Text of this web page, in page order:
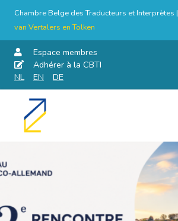
Chambre Belge des Traducteurs et Interprètes |
van Vertalers en Tolken
Espace membres
Adhérer à la CBTI
NL
EN DE
Aller